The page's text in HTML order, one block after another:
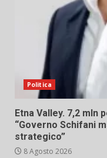
Politica
Etna Valley. 7,2
“Governo Schifani
strategico”
8 Agosto 2026